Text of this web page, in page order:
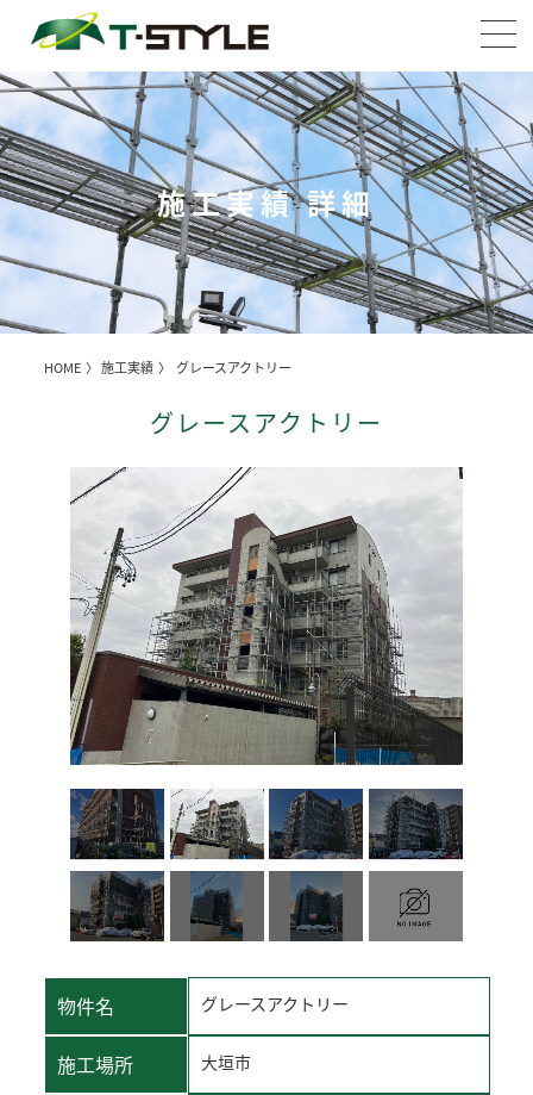
施工実績 詳細
HOME〉 施工実績〉 グレースアクトリー
グレースアクトリー
物件名 グレースアクトリー
施工場所 大垣市